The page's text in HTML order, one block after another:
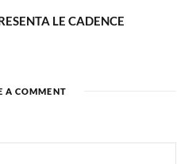
LE CADENCE
A COMMENT